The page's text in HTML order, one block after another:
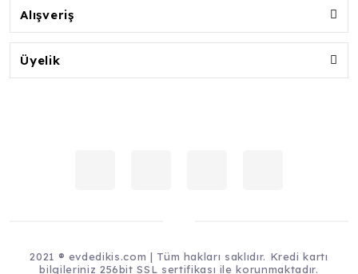
Alışveriş
Üyelik
2021 ® evdedikis.com | Tüm hakları saklıdır. Kredi kartı
bilgileriniz 256bit SSL sertifikası ile korunmaktadır.